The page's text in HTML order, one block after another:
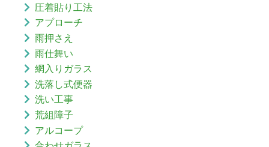
圧着貼り工法
アプローチ
雨押さえ
雨仕舞い
網入りガラス
洗落し式便器
洗い工事
荒組障子
アルコープ